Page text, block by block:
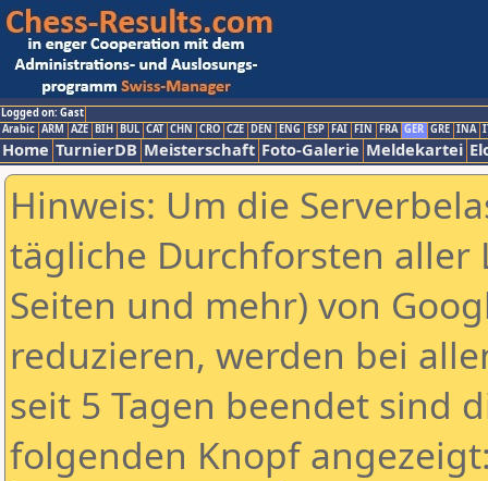
Logged on: Gast
Arabic ARM AZE BIH BUL CAT CHN CRO CZE DEN ENG ESP FAI FIN FRA GER GRE INA
Home TurnierDB Meisterschaft Foto-Galerie Meldekartei
Hinweis: Um die
tägliche Durchforsten aller
Seiten und mehr) von
reduzieren, werden bei
seit 5 Tagen beendet sind
folgenden Knopf